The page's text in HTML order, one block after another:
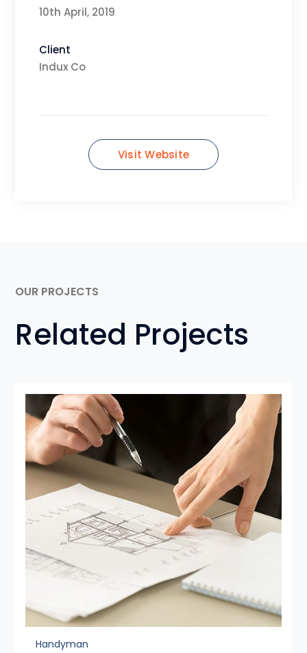
10th April, 2019
Client
Indux Co
Visit Website
OUR PROJECTS
Related Projects
Handyman